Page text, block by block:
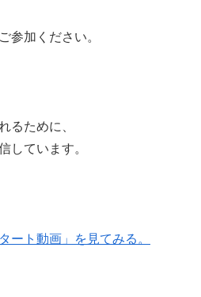
参加ください。
るために、
しています。
ート動画」を見てみる。